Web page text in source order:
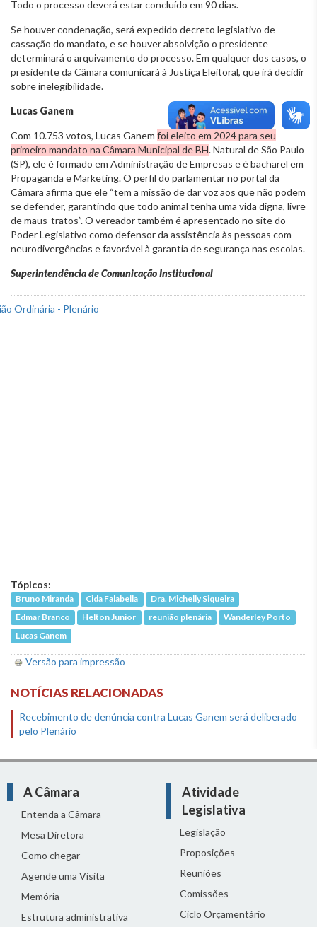
Todo o processo deverá estar concluído em 90 dias.
Se houver condenação, será expedido decreto legislativo de
cassação do mandato, e se houver absolvição o presidente
determinará o arquivamento do processo. Em qualquer dos casos, o
presidente da Câmara comunicará à Justiça Eleitoral, que irá decidir
sobre inelegibilidade.
Lucas Ganem
Com 10.753 votos, Lucas Ganem foi eleito em 2024 para seu
primeiro mandato na Câmara Municipal de BH. Natural de São Paulo
(SP), ele é formado em Administração de Empresas e é bacharel em
Propaganda e Marketing. O perfil do parlamentar no portal da
Câmara afirma que ele “tem a missão de dar voz aos que não podem
se defender, garantindo que todo animal tenha uma vida digna, livre
de maus-tratos”. O vereador também é apresentado no site do
Poder Legislativo como defensor da assistência às pessoas com
neurodivergências e favorável à garantia de segurança nas escolas.
Superintendência de Comunicação Institucional
Tópicos:
Bruno Miranda Cida Falabella
Dra. Michelly Siqueira
Edmar Branco
Helton Junior reunião plenária
Wanderley Porto
Lucas Ganem
Versão para impressão
NOTÍCIAS RELACIONADAS
Recebimento de denúncia contra Lucas Ganem será deliberado
pelo Plenário
A Câmara
Entenda a Câmara
Mesa Diretora
Como chegar
Agende uma Visita
Memória
Estrutura administrativa
Atividade
Legislativa
Legislação
Proposições
Reuniões
Comissões
Ciclo Orçamentário